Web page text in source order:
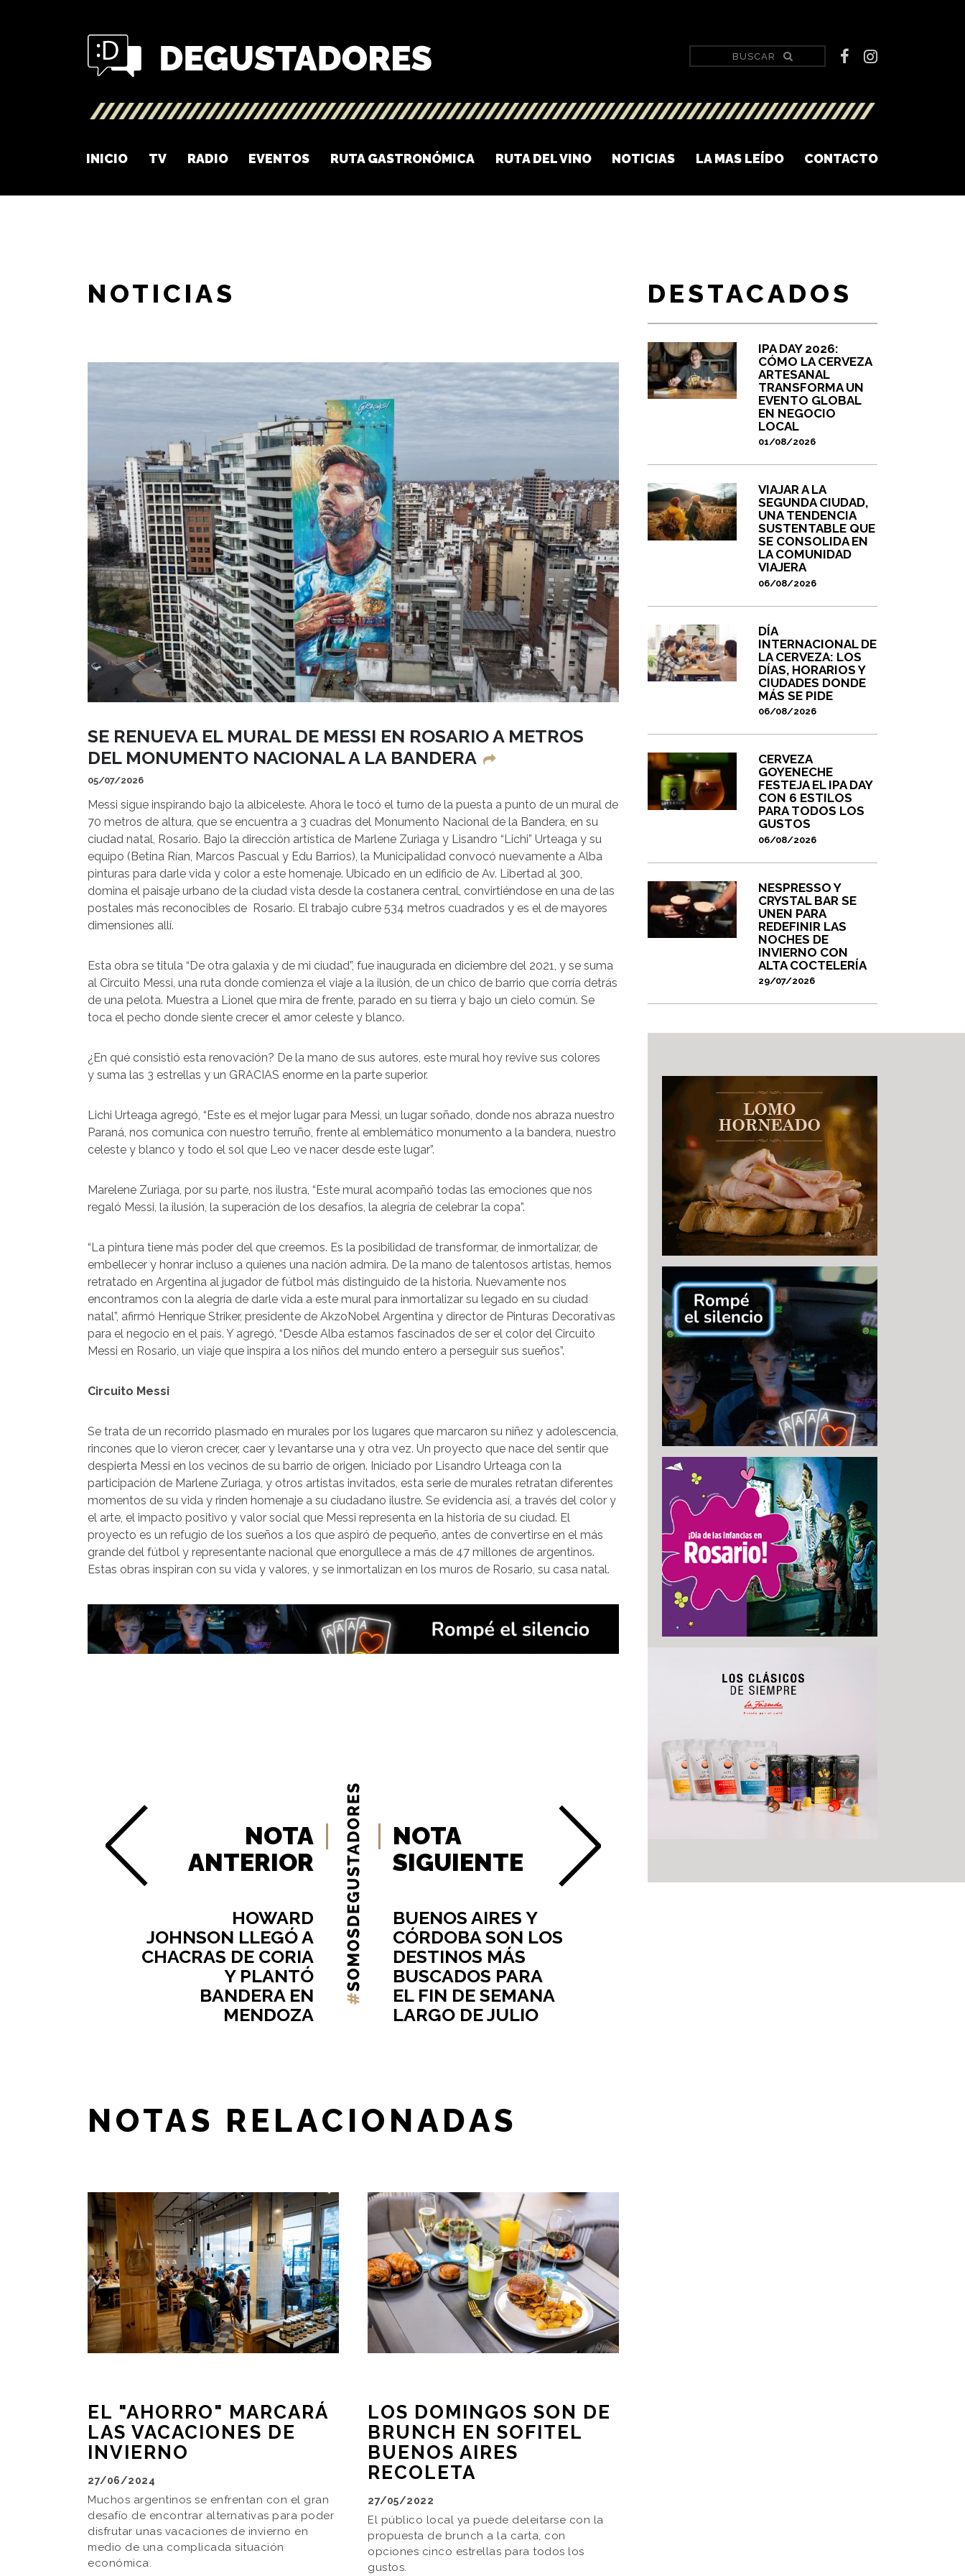
INICIO TV RADIO EVENTOS RUTA GASTRONÓMICA RUTA DEL VINO NOTICIAS LA MAS LEÍDO CONTACTO
NOTICIAS
SE RENUEVA EL MURAL DE MESSI EN ROSARIO A METROS
DEL MONUMENTO NACIONAL A LA BANDERA
05/07/2026
Messi sigue inspirando bajo la albiceleste. Ahora le tocó el turno de la puesta a punto de un mural de
70 metros de altura, que se encuentra a 3 cuadras del Monumento Nacional de la Bandera, en su
ciudad natal, Rosario. Bajo la dirección artística de Marlene Zuriaga y Lisandro “Lichi” Urteaga y su
equipo (Betina Rían, Marcos Pascual y Edu Barrios), la Municipalidad convocó nuevamente a Alba
pinturas para darle vida y color a este homenaje. Ubicado en un edificio de Av. Libertad al 300,
domina el paisaje urbano de la ciudad vista desde la costanera central, convirtiéndose en una de las
postales más reconocibles de Rosario. El trabajo cubre 534 metros cuadrados y es el de mayores
dimensiones allí.
Esta obra se titula “De otra galaxia y de mi ciudad”, fue inaugurada en diciembre del 2021, y se suma
al Circuito Messi, una ruta donde comienza el viaje a la ilusión, de un chico de barrio que corría detrás
de una pelota. Muestra a Lionel que mira de frente, parado en su tierra y bajo un cielo común. Se
toca el pecho donde siente crecer el amor celeste y blanco.
¿En qué consistió esta renovación? De la mano de sus autores, este mural hoy revive sus colores
y suma las 3 estrellas y un GRACIAS enorme en la parte superior.
Lichi Urteaga agregó, “Este es el mejor lugar para Messi, un lugar soñado, donde nos abraza nuestro
Paraná, nos comunica con nuestro terruño, frente al emblemático monumento a la bandera, nuestro
celeste y blanco y todo el sol que Leo ve nacer desde este lugar”.
Marelene Zuriaga, por su parte, nos ilustra, “Este mural acompañó todas las emociones que nos
regaló Messi, la ilusión, la superación de los desafíos, la alegría de celebrar la copa”.
“La pintura tiene más poder del que creemos. Es la posibilidad de transformar, de inmortalizar, de
embellecer y honrar incluso a quienes una nación admira. De la mano de talentosos artistas, hemos
retratado en Argentina al jugador de fútbol más distinguido de la historia. Nuevamente nos
encontramos con la alegría de darle vida a este mural para inmortalizar su legado en su ciudad
natal”, afirmó Henrique Striker, presidente de AkzoNobel Argentina y director de Pinturas Decorativas
para el negocio en el país. Y agregó, “Desde Alba estamos fascinados de ser el color del Circuito
Messi en Rosario, un viaje que inspira a los niños del mundo entero a perseguir sus sueños”.
Circuito Messi
Se trata de un recorrido plasmado en murales por los lugares que marcaron su niñez y adolescencia,
rincones que lo vieron crecer, caer y levantarse una y otra vez. Un proyecto que nace del sentir que
despierta Messi en los vecinos de su barrio de origen. Iniciado por Lisandro Urteaga con la
participación de Marlene Zuriaga, y otros artistas invitados, esta serie de murales retratan diferentes
momentos de su vida y rinden homenaje a su ciudadano ilustre. Se evidencia así, a través del color y
el arte, el impacto positivo y valor social que Messi representa en la historia de su ciudad. El
proyecto es un refugio de los sueños a los que aspiró de pequeño, antes de convertirse en el más
grande del fútbol y representante nacional que enorgullece a más de 47 millones de argentinos.
Estas obras inspiran con su vida y valores, y se inmortalizan en los muros de Rosario, su casa natal.
NOTA
ANTERIOR
HOWARD
JOHNSON LLEGÓ A
CHACRAS DE CORIA
Y PLANTÓ
BANDERA EN
MENDOZA
NOTA
SIGUIENTE
BUENOS AIRES Y
CÓRDOBA SON LOS
DESTINOS MÁS
BUSCADOS PARA
EL FIN DE SEMANA
LARGO DE JULIO
NOTAS RELACIONADAS
EL "AHORRO" MARCARÁ
LAS VACACIONES DE
INVIERNO
27/06/2024
Muchos argentinos se enfrentan con el gran
desafío de encontrar alternativas para poder
disfrutar unas vacaciones de invierno en
medio de una complicada situación
económica.
LOS DOMINGOS SON DE
BRUNCH EN SOFITEL
BUENOS AIRES
RECOLETA
27/05/2022
El público local ya puede deleitarse con la
propuesta de brunch a la carta, con
opciones cinco estrellas para todos los
gustos.
DESTACADOS
IPA DAY 2026:
CÓMO LA CERVEZA
ARTESANAL
TRANSFORMA UN
EVENTO GLOBAL
EN NEGOCIO
LOCAL
01/08/2026
VIAJAR A LA
SEGUNDA CIUDAD,
UNA TENDENCIA
SUSTENTABLE QUE
SE CONSOLIDA EN
LA COMUNIDAD
VIAJERA
06/08/2026
DÍA
INTERNACIONAL DE
LA CERVEZA: LOS
DÍAS, HORARIOS Y
CIUDADES DONDE
MÁS SE PIDE
06/08/2026
CERVEZA
GOYENECHE
FESTEJA EL IPA DAY
CON 6 ESTILOS
PARA TODOS LOS
GUSTOS
06/08/2026
NESPRESSO Y
CRYSTAL BAR SE
UNEN PARA
REDEFINIR LAS
NOCHES DE
INVIERNO CON
ALTA COCTELERÍA
29/07/2026